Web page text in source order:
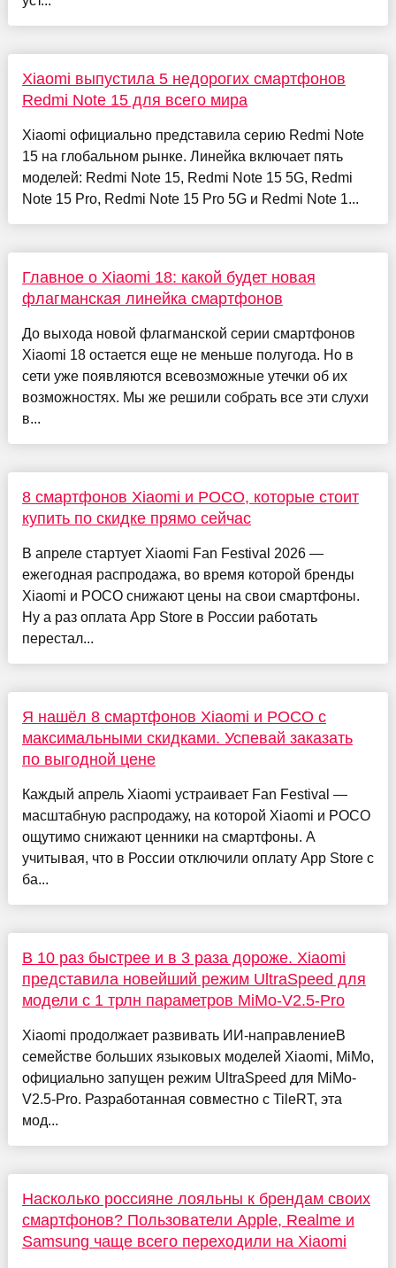
Xiaomi выпустила 5 недорогих смартфонов
Redmi Note 15 для всего мира
Xiaomi официально представила серию Redmi Note
15 на глобальном рынке. Линейка включает пять
моделей: Redmi Note 15, Redmi Note 15 5G, Redmi
Note 15 Pro, Redmi Note 15 Pro 5G и Redmi Note 1...
Главное о Xiaomi 18: какой будет новая
флагманская линейка смартфонов
До выхода новой флагманской серии смартфонов
Xiaomi 18 остается еще не меньше полугода. Но в
сети уже появляются всевозможные утечки об их
возможностях. Мы же решили собрать все эти слухи
в...
8 смартфонов Xiaomi и POCO, которые стоит
купить по скидке прямо сейчас
В апреле стартует Xiaomi Fan Festival 2026 —
ежегодная распродажа, во время которой бренды
Xiaomi и POCO снижают цены на свои смартфоны.
Ну а раз оплата App Store в России работать
перестал...
Я нашёл 8 смартфонов Xiaomi и POCO с
максимальными скидками. Успевай заказать
по выгодной цене
Каждый апрель Xiaomi устраивает Fan Festival —
масштабную распродажу, на которой Xiaomi и POCO
ощутимо снижают ценники на смартфоны. А
учитывая, что в России отключили оплату App Store с
ба...
В 10 раз быстрее и в 3 раза дороже. Xiaomi
представила новейший режим UltraSpeed для
модели с 1 трлн параметров MiMo-V2.5-Pro
Xiaomi продолжает развивать ИИ-направлениеВ
семействе больших языковых моделей Xiaomi, MiMo,
официально запущен режим UltraSpeed для MiMo-
V2.5-Pro. Разработанная совместно с TileRT, эта
мод...
Насколько россияне лояльны к брендам своих
смартфонов? Пользователи Apple, Realme и
Samsung чаще всего переходили на Xiaomi